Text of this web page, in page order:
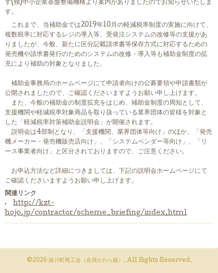
す(独)中小企業基盤整備機構より案内がありましたのでお知らせいたしま
す。
これまで、当補助金では2019年10月の軽減税率制度の実施に向けて、
複数税率に対応するレジの導入等、受発注システムの改修等の支援があ
りましたが、今般、新たに区分記載請求書等保存方式に対応するための
発売機や請求書発行のためのシステムの改修・導入等も補助金制度の拡
充により補助の対象となりました。
補助金事務局のホームページにて申請者向けの公募要領や申請書類が
公開されましたので、ご確認くださいますようお願い申し上げます。
また、今般の補助金の制度拡充をはじめ、補助金制度の周知として、
支援機関や軽減税率対象商品を取り扱っている業界団体の皆様を対象と
した「軽減税率対策補助金説明会」が開催されます。
説明会は4部制となり、「支援機関、業界団体等向け」のほか、「発売
機メーカー・発売機販売店向け」、「システムベンダー等向け」、「リ
ース事業者向け」と区分されておりますので、ご注意ください。
お申込方法など詳細につきましては、下記の説明会ホームページにて
ご確認くださいますようお願い申し上げます。
関連リンク
http://kzt-
hojo.jp/contractor/scheme_briefing/index.html
©2026 綾川町商工会（会員かわら版） . All Rights Reserved.